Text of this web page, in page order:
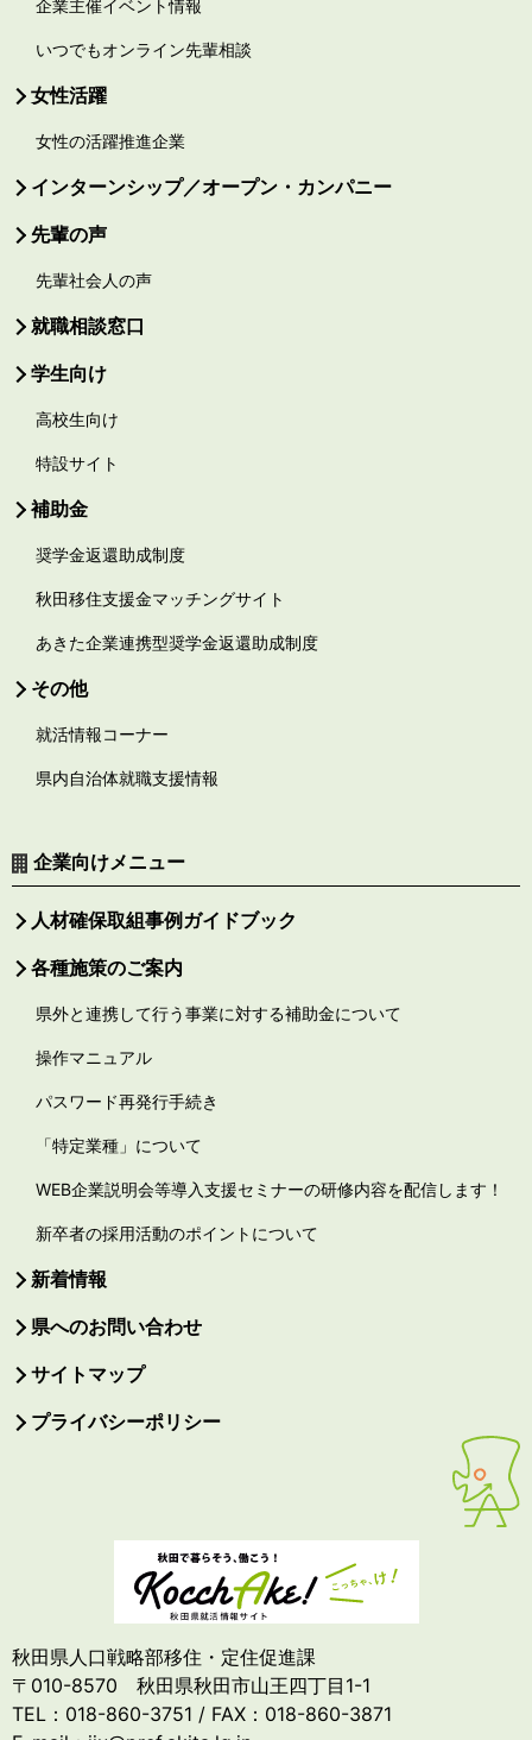
企業主催イベント情報
いつでもオンライン先輩相談
女性活躍
女性の活躍推進企業
インターンシップ／オープン・カンパニー
先輩の声
先輩社会人の声
就職相談窓口
学生向け
高校生向け
特設サイト
補助金
奨学金返還助成制度
秋田移住支援金マッチングサイト
あきた企業連携型奨学金返還助成制度
その他
就活情報コーナー
県内自治体就職支援情報
企業向けメニュー
人材確保取組事例ガイドブック
各種施策のご案内
県外と連携して行う事業に対する補助金について
操作マニュアル
パスワード再発行手続き
「特定業種」について
WEB企業説明会等導入支援セミナーの研修内容を配信します！
新卒者の採用活動のポイントについて
新着情報
県へのお問い合わせ
サイトマップ
プライバシーポリシー
秋田県人口戦略部移住・定住促進課
〒010-8570 秋田県秋田市山王四丁目1-1
TEL：018-860-3751 / FAX：018-860-3871